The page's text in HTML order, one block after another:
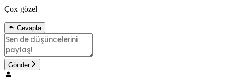
Çox gözel
Cevapla
Gönder